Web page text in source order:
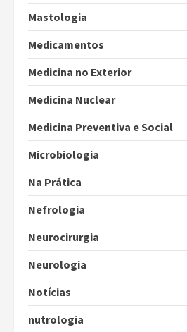
Mastologia
Medicamentos
Medicina no Exterior
Medicina Nuclear
Medicina Preventiva e Social
Microbiologia
Na Prática
Nefrologia
Neurocirurgia
Neurologia
Notícias
nutrologia